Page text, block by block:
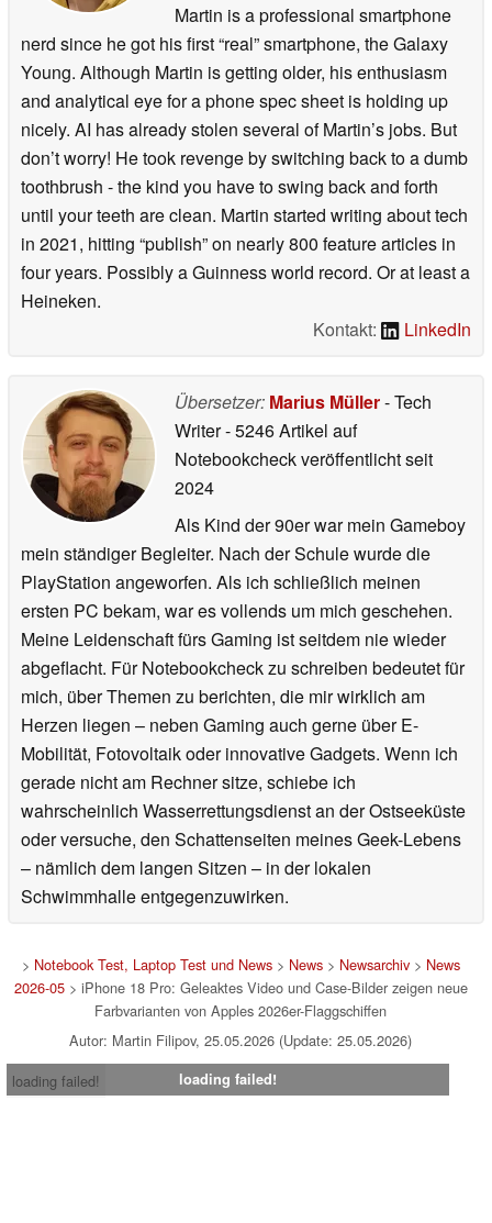
Martin is a professional smartphone
nerd since he got his first “real” smartphone, the Galaxy
Young. Although Martin is getting older, his enthusiasm
and analytical eye for a phone spec sheet is holding up
nicely. AI has already stolen several of Martin’s jobs. But
don’t worry! He took revenge by switching back to a dumb
toothbrush - the kind you have to swing back and forth
until your teeth are clean. Martin started writing about tech
in 2021, hitting “publish” on nearly 800 feature articles in
four years. Possibly a Guinness world record. Or at least a
Heineken.
Kontakt:
LinkedIn
Übersetzer: Marius Müller- Tech
Writer- 5246 Artikel auf
Notebookcheck veröffentlichtseit
2024
Als Kind der 90er war mein Gameboy
mein ständiger Begleiter. Nach der Schule wurde die
PlayStation angeworfen. Als ich schließlich meinen
ersten PC bekam, war es vollends um mich geschehen.
Meine Leidenschaft fürs Gaming ist seitdem nie wieder
abgeflacht. Für Notebookcheck zu schreiben bedeutet für
mich, über Themen zu berichten, die mir wirklich am
Herzen liegen – neben Gaming auch gerne über E-
Mobilität, Fotovoltaik oder innovative Gadgets. Wenn ich
gerade nicht am Rechner sitze, schiebe ich
wahrscheinlich Wasserrettungsdienst an der Ostseeküste
oder versuche, den Schattenseiten meines Geek-Lebens
– nämlich dem langen Sitzen – in der lokalen
Schwimmhalle entgegenzuwirken.
> Notebook Test, Laptop Test und News> News> Newsarchiv> News
2026-05> iPhone 18 Pro: Geleaktes Video und Case-Bilder zeigen neue
Farbvarianten von Apples 2026er-Flaggschiffen
Autor: Martin Filipov, 25.05.2026 (Update: 25.05.2026)
loading failed!
loading failed!